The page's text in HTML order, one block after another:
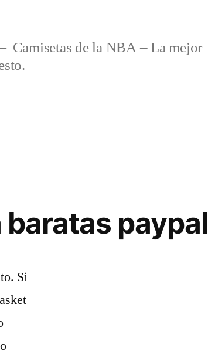
Camisetas de la NBA – La mejor
paypal
Si